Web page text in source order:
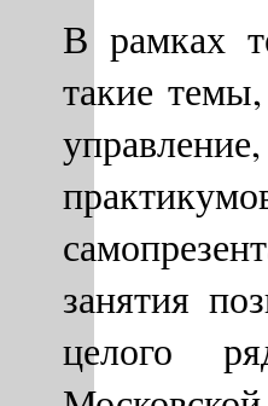
В рамках
такие
занятия
целого